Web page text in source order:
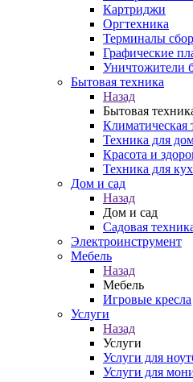
Картриджи
Оргтехника
Терминалы
Графические
Уничтожители
Бытовая техника
Назад
Бытовая
Климатическая
Техника для
Красота и
Техника для
Дом и сад
Назад
Дом и сад
Садовая
Электроинструмент
Мебель
Назад
Мебель
Игровые кресла
Услуги
Назад
Услуги
Услуги для
Услуги для